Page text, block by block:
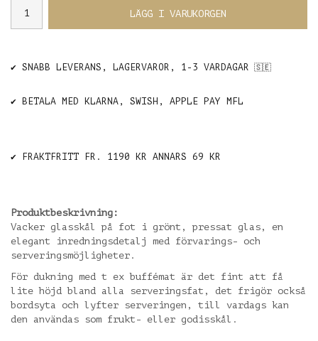
LÄGG I VARUKORGEN
✔️ SNABB LEVERANS, LAGERVAROR, 1-3 VARDAGAR 🇸🇪
✔️ BETALA MED KLARNA, SWISH, APPLE PAY MFL
✔️ FRAKTFRITT FR. 1190 KR ANNARS 69 KR
Produktbeskrivning:
Vacker glasskål på fot i grönt, pressat glas, en
elegant inredningsdetalj med förvarings- och
serveringsmöjligheter.
För dukning med t ex buffémat är det fint att få
lite höjd bland alla serveringsfat, det frigör också
bordsyta och lyfter serveringen, till vardags kan
den användas som frukt- eller godisskål.